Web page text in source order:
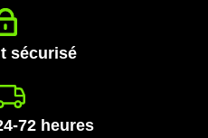
sécurisé
72 heures